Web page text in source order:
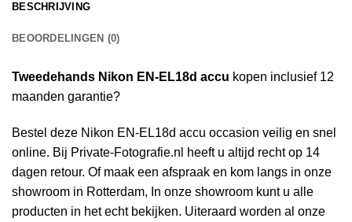
BESCHRIJVING
BEOORDELINGEN (0)
Tweedehands Nikon EN-EL18d accu kopen inclusief 12
maanden garantie?
Bestel deze Nikon EN-EL18d accu occasion veilig en snel
online. Bij Private-Fotografie.nl heeft u altijd recht op 14
dagen retour. Of maak een afspraak en kom langs in onze
showroom in Rotterdam, In onze showroom kunt u alle
producten in het echt bekijken. Uiteraard worden al onze